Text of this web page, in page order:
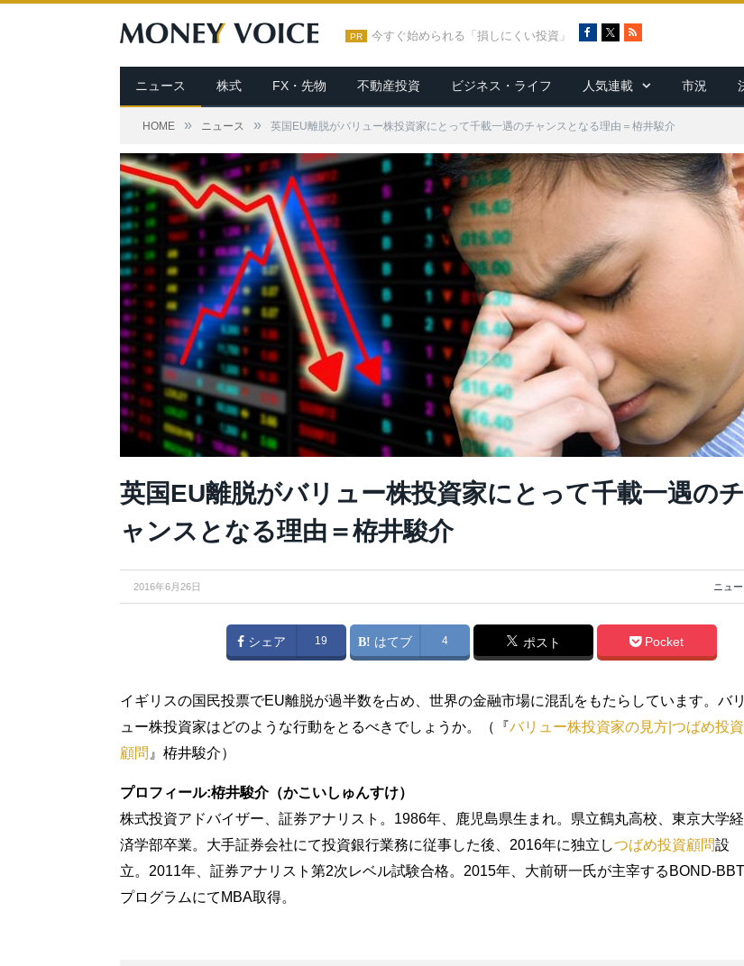
PR 今すぐ始められる「損しにくい投資」
c
e
b
o
k
R
S
ニュース 株式 FX・先物 不動産投資 ビジネス・ライフ 人気連載 市況
HOME » ニュース » 英国EU離脱がバリュー株投資家にとって千載一遇のチャンスとなる理由＝栫井駿介
英国EU離脱がバリュー株投資家にとって千載一遇のチ
ャンスとなる理由＝栫井駿介
2016年6月26日 ニュー
シェア 19 はてブ 4 ポスト Pocket
イギリスの国民投票でEU離脱が過半数を占め、世界の金融市場に混乱をもたらしています。バリ
ュー株投資家はどのような行動をとるべきでしょうか。（『バリュー株投資家の見方|つばめ投資
顧問 』栫井駿介）
プロフィール:栫井駿介（かこいしゅんすけ）
株式投資アドバイザー、証券アナリスト。1986年、鹿児島県生まれ。県立鶴丸高校、東京大学経
済学部卒業。大手証券会社にて投資銀行業務に従事した後、2016年に独立しつばめ投資顧問設
立。2011年、証券アナリスト第2次レベル試験合格。2015年、大前研一氏が主宰するBOND-BBT
プログラムにてMBA取得。